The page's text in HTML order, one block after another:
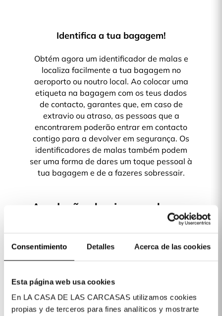
Consentimiento Detalles Acerca de las cookies
Esta página web usa cookies
En LA CASA DE LAS CARCASAS utilizamos cookies
propias y de terceros para fines analíticos y mostrarte
Identifica a tua bagagem!
Obtém agora um identificador de malas e
localiza facilmente a tua bagagem no
aeroporto ou noutro local. Ao colocar uma
etiqueta na bagagem com os teus dados
de contacto, garantes que, em caso de
extravio ou atraso, as pessoas que a
encontrarem poderão entrar em contacto
contigo para a devolver em segurança. Os
identificadores de malas também podem
ser uma forma de dares um toque pessoal à
tua bagagem e de a fazeres sobressair.
A coleção de viagem de que
viaja connosco.